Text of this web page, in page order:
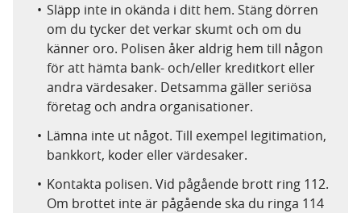
Släpp inte in okända i ditt hem. Stäng dörren
om du tycker det verkar skumt och om du
känner oro. Polisen åker aldrig hem till någon
för att hämta bank- och/eller kreditkort eller
andra värdesaker. Detsamma gäller seriösa
företag och andra organisationer.
Lämna inte ut något. Till exempel legitimation,
bankkort, koder eller värdesaker.
Kontakta polisen. Vid pågående brott ring 112.
Om brottet inte är pågående ska du ringa 114